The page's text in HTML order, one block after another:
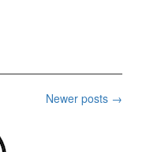
Newer posts →